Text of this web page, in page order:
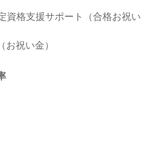
資格支援サポート（合格お祝い
祝い金）